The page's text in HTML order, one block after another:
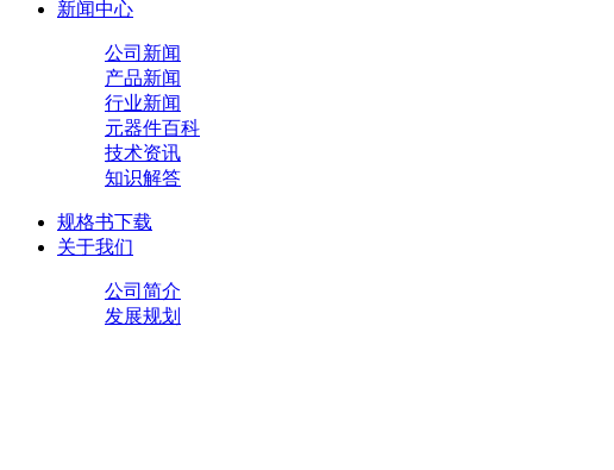
新闻中心
公司新闻
产品新闻
行业新闻
元器件百科
技术资讯
知识解答
规格书下载
关于我们
公司简介
发展规划